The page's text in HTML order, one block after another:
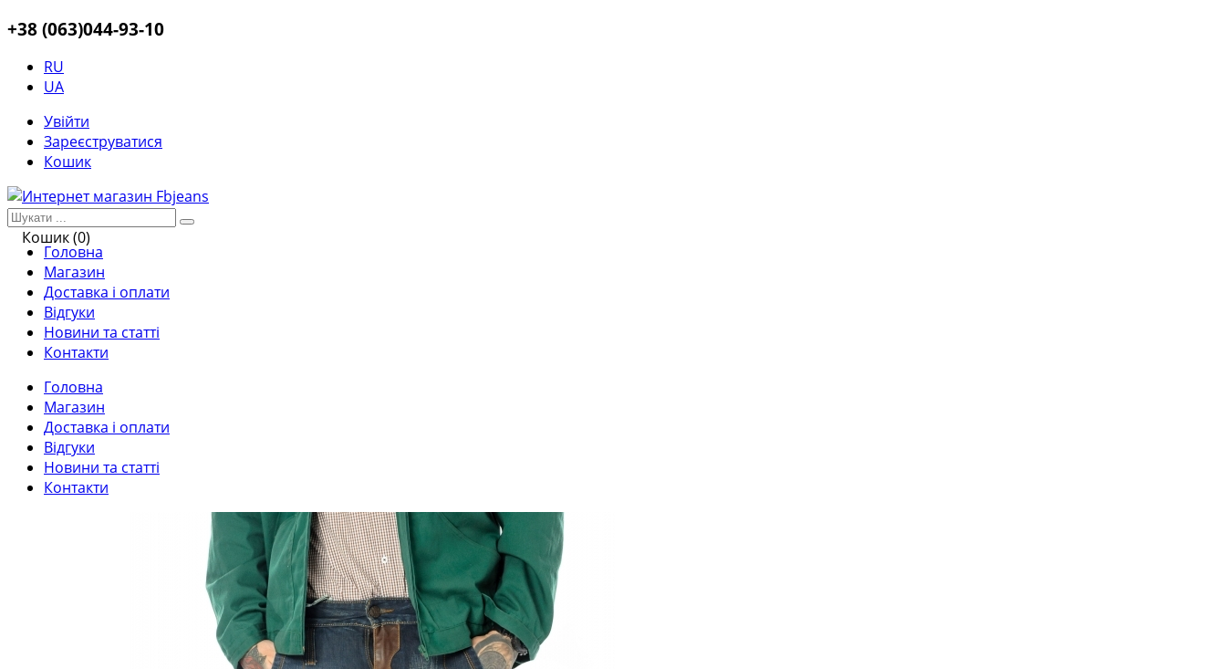
+38 (063)044-93-10
RU
UA
Увійти
Зареєструватися
Кошик
Кошик (0)
Головна
Магазин
Доставка і оплати
Відгуки
Новини та статті
Контакти
Головна
Магазин
Доставка і оплати
Відгуки
Новини та статті
Контакти